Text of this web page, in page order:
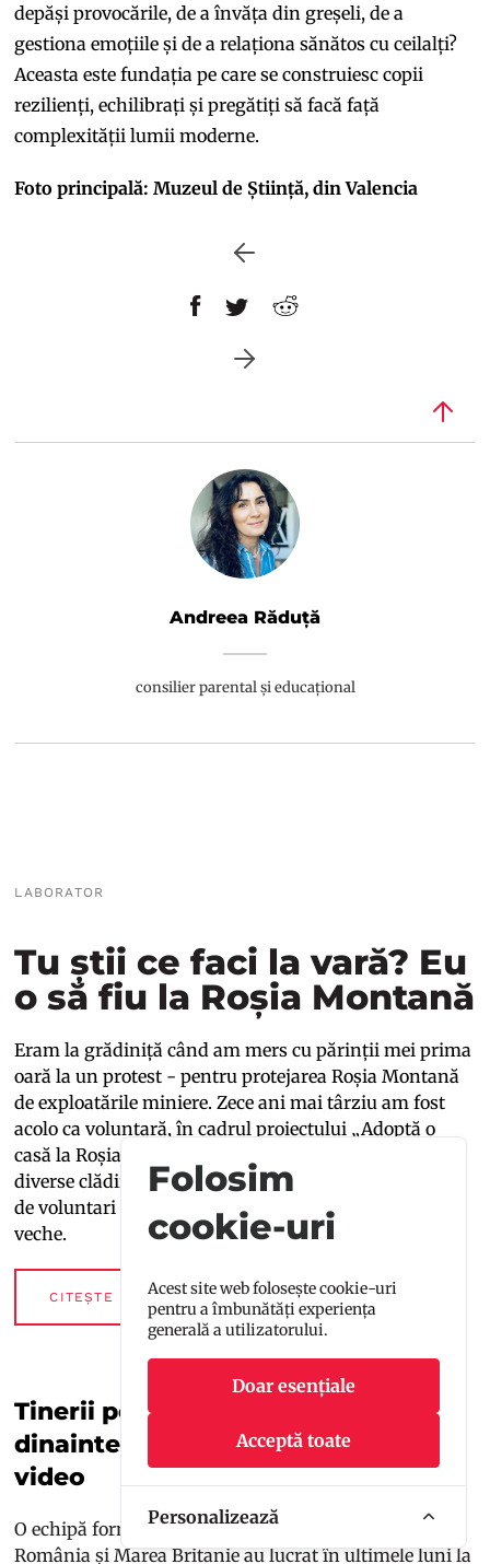
depăși provocările, de a învăța din greșeli, de a
gestiona emoțiile și de a relaționa sănătos cu ceilalți?
Aceasta este fundația pe care se construiesc copii
rezilienți, echilibrați și pregătiți să facă față
complexității lumii moderne.
Foto principală: Muzeul de Știință, din Valencia
Andreea Răduță
consilier parental și educațional
LABORATOR
Tu știi ce faci la vară? Eu
o să fiu la Roșia Montană
Eram la grădiniță când am mers cu părinții mei prima
oară la un protest - pentru protejarea Roșia Montană
de exploatările miniere. Zece ani mai târziu am fost
acolo ca voluntară, în cadrul proiectului „Adoptă o
casă la Roșia Montană”. Două săptămâni am lucrat la
diverse clădiri monument istoric împreună cu alți 20
de voluntari și am învățat să mă uit altfel la o casă
veche.
CITEȘTE MAI MULT
Tinerii pot experimenta viața
dinainte de internet într-un joc
video
O echipă formată din artiști și programatori din
România și Marea Britanie au lucrat în ultimele luni la
Folosim
cookie-uri
Acest site web folosește cookie-uri
pentru a îmbunătăți experiența
generală a utilizatorului.
Doar esențiale
Acceptă toate
Personalizează